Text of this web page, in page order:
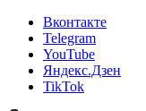
Вконтакте
Telegram
YouTube
Яндекс.Дзен
TikTok